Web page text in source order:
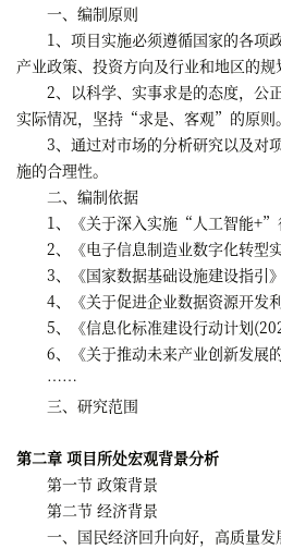
一、编制原则
1、项目实施必须遵循国家的各项
产业政策、投资方向及行业和地区的规
2、以科学、实事求是的态度，公
实际情况，坚持“求是、客观”的原则。
3、通过对市场的分析研究以及对
施的合理性。
二、编制依据
1、《关于深入实施“人工智能+”
2、《电子信息制造业数字化转型
3、《国家数据基础设施建设指引
4、《关于促进企业数据资源开发
5、《信息化标准建设行动计划
6、《关于推动未来产业创新发展
……
三、研究范围
第二章 项目所处宏观背景分析
第一节 政策背景
第二节 经济背景
一、国民经济回升向好，高质量发